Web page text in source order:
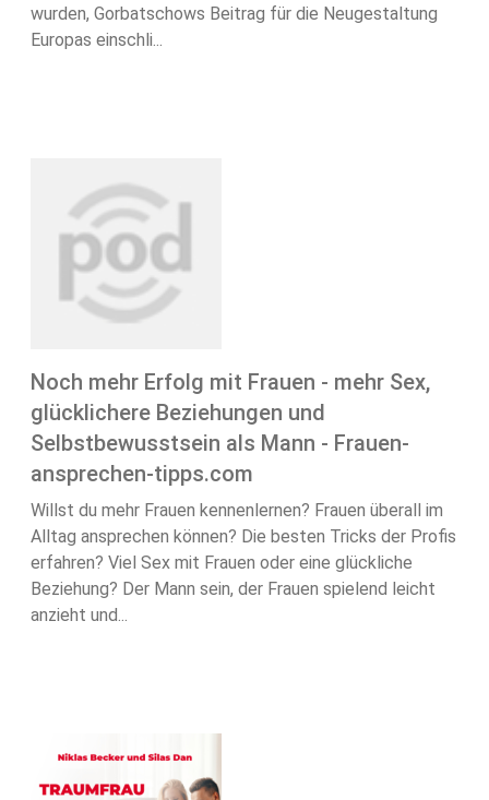
wurden, Gorbatschows Beitrag für die Neugestaltung
Europas einschli...
Noch mehr Erfolg mit Frauen - mehr Sex,
glücklichere Beziehungen und
Selbstbewusstsein als Mann - Frauen-
ansprechen-tipps.com
Willst du mehr Frauen kennenlernen? Frauen überall im
Alltag ansprechen können? Die besten Tricks der Profis
erfahren? Viel Sex mit Frauen oder eine glückliche
Beziehung? Der Mann sein, der Frauen spielend leicht
anzieht und...